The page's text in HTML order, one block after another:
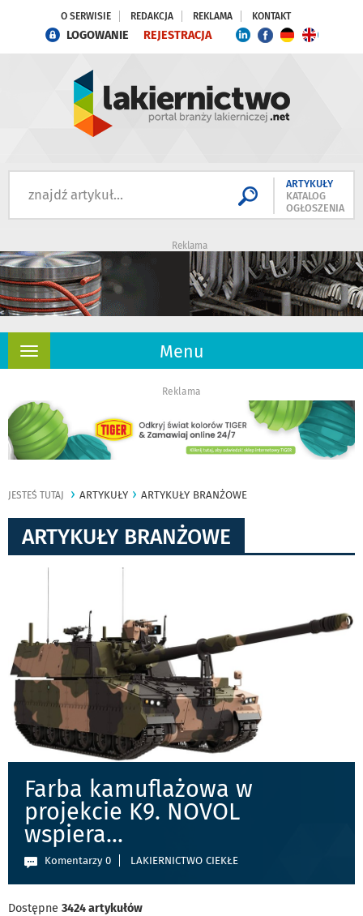
O SERWISIE REDAKCJA REKLAMA KONTAKT
LOGOWANIE REJESTRACJA
ARTYKUŁY
KATALOG
OGŁOSZENIA
Reklama
Menu
Rozwiń
Reklama
JESTEŚ TUTAJ ARTYKUŁY ARTYKUŁY BRANŻOWE
ARTYKUŁY BRANŻOWE
Farba kamuflażowa w
projekcie K9. NOVOL
wspiera...
Komentarzy 0 LAKIERNICTWO CIEKŁE
Dostępne 3424 artykułów